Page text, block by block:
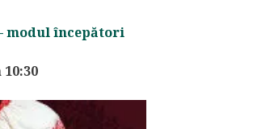
modul începători